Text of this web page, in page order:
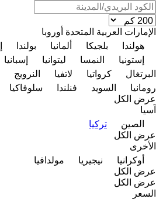
الإمارات العربية المتحدة أوروبا
هولندا
بلجيكا ألمانيا بولندا
إستونيا
النمسا ليتوانيا إسبانيا
البرتغال
كرواتيا لاتفيا النرويج
رومانيا
السويد فنلندا سلوفاكيا
عرض الكل
آسيا
الصين
تركيا
عرض الكل
الأخرى
أوكرانيا
نيجيريا
مولدافيا
عرض الكل
عرض الكل
السعر